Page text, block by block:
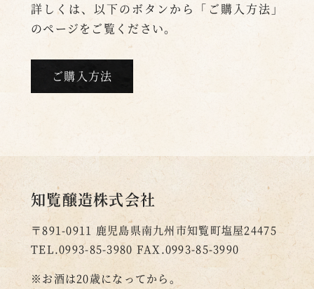
詳しくは、以下のボタンから「ご購入方法」
のページをご覧ください。
ご購入方法
知覧醸造株式会社
〒891-0911 鹿児島県南九州市知覧町塩屋24475
TEL.0993-85-3980 FAX.0993-85-3990
※お酒は20歳になってから。